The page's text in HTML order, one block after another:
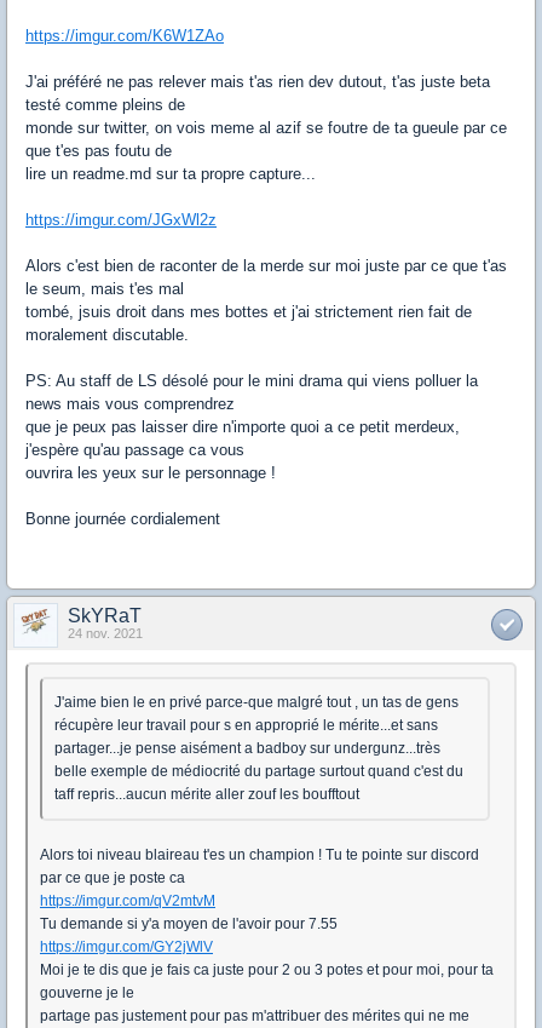
https://imgur.com/K6W1ZAo
J'ai préféré ne pas relever mais t'as rien dev dutout, t'as juste beta
testé comme pleins de
monde sur twitter, on vois meme al azif se foutre de ta gueule par ce
que t'es pas foutu de
lire un readme.md sur ta propre capture...
https://imgur.com/JGxWl2z
Alors c'est bien de raconter de la merde sur moi juste par ce que t'as
le seum, mais t'es mal
tombé, jsuis droit dans mes bottes et j'ai strictement rien fait de
moralement discutable.
PS: Au staff de LS désolé pour le mini drama qui viens polluer la
news mais vous comprendrez
que je peux pas laisser dire n'importe quoi a ce petit merdeux,
j'espère qu'au passage ca vous
ouvrira les yeux sur le personnage !
Bonne journée cordialement
SkYRaT
24 nov. 2021
J'aime bien le en privé parce-que malgré tout , un tas de gens
récupère leur travail pour s en approprié le mérite...et sans
partager...je pense aisément a badboy sur undergunz...très
belle exemple de médiocrité du partage surtout quand c'est du
taff repris...aucun mérite aller zouf les boufftout
Alors toi niveau blaireau t'es un champion ! Tu te pointe sur discord
par ce que je poste ca
https://imgur.com/qV2mtvM
Tu demande si y'a moyen de l'avoir pour 7.55
https://imgur.com/GY2jWlV
Moi je te dis que je fais ca juste pour 2 ou 3 potes et pour moi, pour ta
gouverne je le
partage pas justement pour pas m'attribuer des mérites qui ne me